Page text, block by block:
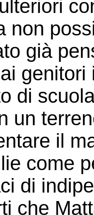
non
già
genitori
di
un
il
come
di
che